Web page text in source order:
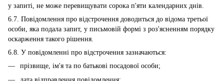
у запиті, не може перевищувати сорока п'яти календарних днів.
6.7. Повідомлення про відстрочення доводиться до відома третьої
особи, яка подала запит, у письмовій формі з роз'ясненням порядку
оскарження такого рішення.
6.8. У повідомленні про відстрочення зазначаються:
прізвище, ім'я та по батькові посадової особи;